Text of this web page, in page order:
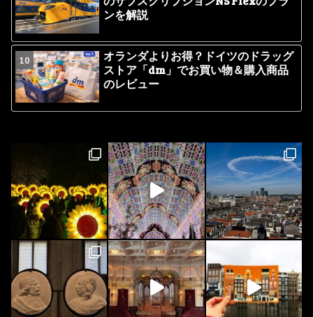
ンを解説
オランダよりお得？ドイツのドラッグ
ストア「dm」でお買い物＆購入商品
のレビュー